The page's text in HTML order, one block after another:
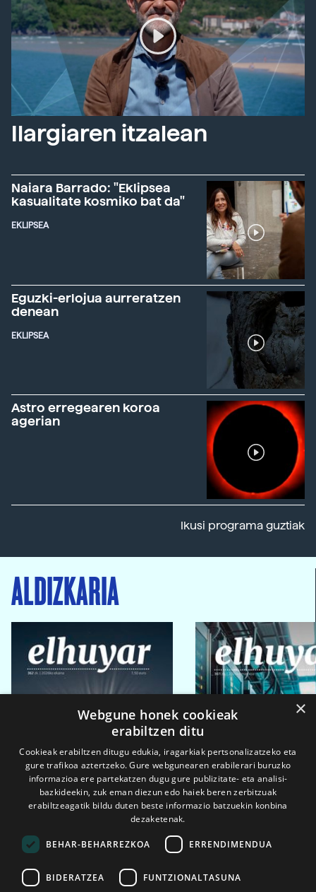
Ilargiaren itzalean
Naiara Barrado: "Eklipsea
kasualitate kosmiko bat da"
EKLIPSEA
Eguzki-erlojua aurreratzen
denean
EKLIPSEA
Astro erregearen koroa
agerian
Ikusi programa guztiak
ALDIZKARIA
2026ko eka. 1a 2026ko mar. 1a
×
Webgune honek cookieak
erabiltzen ditu
Cookieak erabiltzen ditugu edukia, iragarkiak pertsonalizatzeko eta
gure trafikoa aztertzeko. Gure webgunearen erabilerari buruzko
informazioa ere partekatzen dugu gure publizitate- eta analisi-
bazkideekin, zuk eman diezun edo haiek beren zerbitzuak
erabiltzeagatik bildu duten beste informazio batzuekin konbina
dezaketenak.
BEHAR-BEHARREZKOA ERRENDIMENDUA
BIDERATZEA FUNTZIONALTASUNA